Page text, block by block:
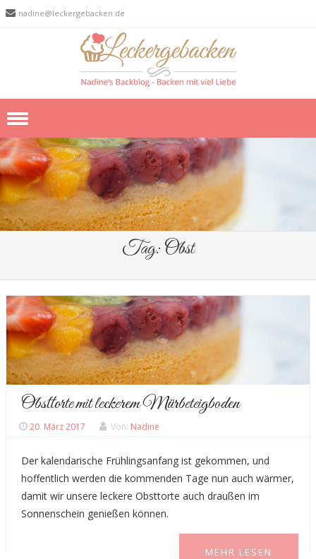
nadine@leckergebacken.de
Skip to content
Tag: Obst
Obsttorte mit leckerem Mürbeteigboden
20. März 2017 Von: Nadine
Der kalendarische Frühlingsanfang ist gekommen, und
hoffentlich werden die kommenden Tage nun auch wärmer,
damit wir unsere leckere Obsttorte auch draußen im
Sonnenschein genießen können.
MEHR LESEN